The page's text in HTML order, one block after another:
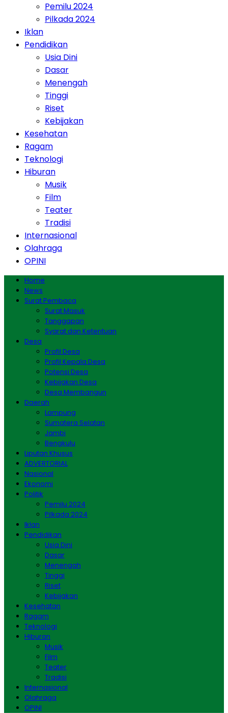
Pemilu 2024
Pilkada 2024
Iklan
Pendidikan
Usia Dini
Dasar
Menengah
Tinggi
Riset
Kebijakan
Kesehatan
Ragam
Teknologi
Hiburan
Musik
Film
Teater
Tradisi
Internasional
Olahraga
OPINI
Home
News
Surat Pembaca
Surat Masuk
Tanggapan
Syarat dan Ketentuan
Desa
Profil Desa
Profil Kepala Desa
Potensi Desa
Kebijakan Desa
Desa Membangun
Daerah
Lampung
Sumatera Selatan
Jambi
Bengkulu
Liputan Khusus
ADVERTORIAL
Nasional
Ekonomi
Politik
Pemilu 2024
Pilkada 2024
Iklan
Pendidikan
Usia Dini
Dasar
Menengah
Tinggi
Riset
Kebijakan
Kesehatan
Ragam
Teknologi
Hiburan
Musik
Film
Teater
Tradisi
Internasional
Olahraga
OPINI